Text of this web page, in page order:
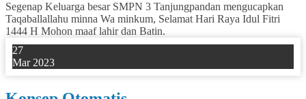
Segenap Keluarga besar SMPN 3 Tanjungpandan mengucapkan
Taqaballallahu minna Wa minkum, Selamat Hari Raya Idul Fitri
1444 H Mohon maaf lahir dan Batin.
27
Mar 2023